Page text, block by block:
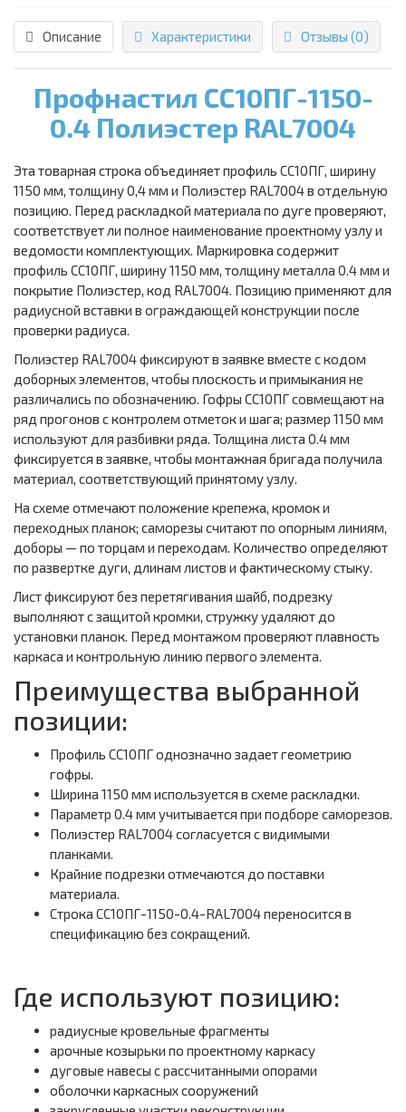
Описание Характеристики Отзывы (0)
Профнастил СС10ПГ-1150-
0.4 Полиэстер RAL7004
Эта товарная строка объединяет профиль СС10ПГ, ширину
1150 мм, толщину 0,4 мм и Полиэстер RAL7004 в отдельную
позицию. Перед раскладкой материала по дуге проверяют,
соответствует ли полное наименование проектному узлу и
ведомости комплектующих. Маркировка содержит
профиль СС10ПГ, ширину 1150 мм, толщину металла 0.4 мм и
покрытие Полиэстер, код RAL7004. Позицию применяют для
радиусной вставки в ограждающей конструкции после
проверки радиуса.
Полиэстер RAL7004 фиксируют в заявке вместе с кодом
доборных элементов, чтобы плоскость и примыкания не
различались по обозначению. Гофры СС10ПГ совмещают на
ряд прогонов с контролем отметок и шага; размер 1150 мм
используют для разбивки ряда. Толщина листа 0.4 мм
фиксируется в заявке, чтобы монтажная бригада получила
материал, соответствующий принятому узлу.
На схеме отмечают положение крепежа, кромок и
переходных планок; саморезы считают по опорным линиям,
доборы — по торцам и переходам. Количество определяют
по развертке дуги, длинам листов и фактическому стыку.
Лист фиксируют без перетягивания шайб, подрезку
выполняют с защитой кромки, стружку удаляют до
установки планок. Перед монтажом проверяют плавность
каркаса и контрольную линию первого элемента.
Преимущества выбранной
позиции:
Профиль СС10ПГ однозначно задает геометрию
гофры.
Ширина 1150 мм используется в схеме раскладки.
Параметр 0.4 мм учитывается при подборе саморезов.
Полиэстер RAL7004 согласуется с видимыми
планками.
Крайние подрезки отмечаются до поставки
материала.
Строка СС10ПГ-1150-0.4-RAL7004 переносится в
спецификацию без сокращений.
Где используют позицию:
радиусные кровельные фрагменты
арочные козырьки по проектному каркасу
дуговые навесы с рассчитанными опорами
оболочки каркасных сооружений